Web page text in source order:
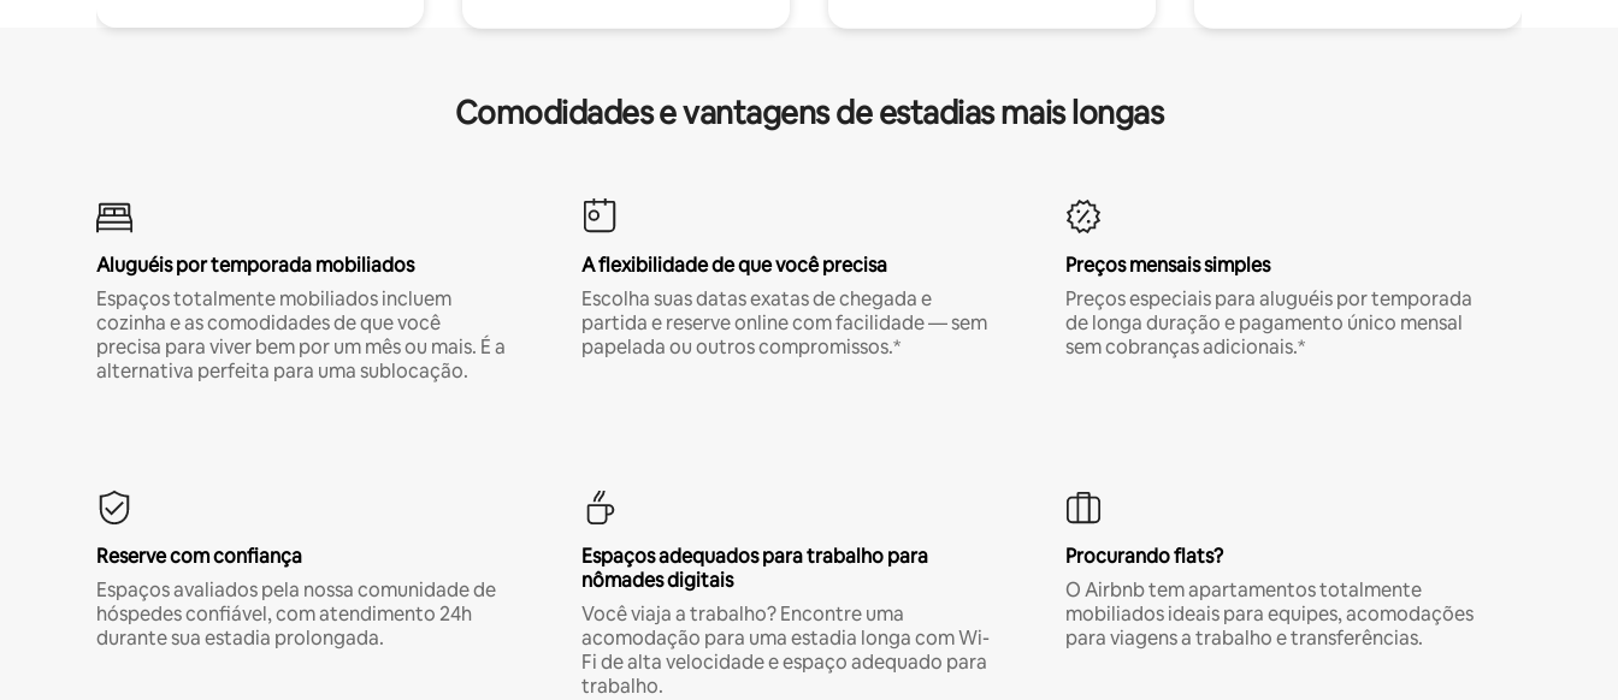
Comodidades e vantagens de estadias mais longas
Aluguéis por temporada mobiliados
Espaços totalmente mobiliados incluem
cozinha e as comodidades de que você
precisa para viver bem por um mês ou mais. É a
alternativa perfeita para uma sublocação.
A flexibilidade de que você precisa
Escolha suas datas exatas de chegada e
partida e reserve online com facilidade — sem
papelada ou outros compromissos.*
Preços mensais simples
Preços especiais para aluguéis por temporada
de longa duração e pagamento único mensal
sem cobranças adicionais.*
Reserve com confiança
Espaços avaliados pela nossa comunidade de
hóspedes confiável, com atendimento 24h
durante sua estadia prolongada.
Espaços adequados para trabalho para
nômades digitais
Você viaja a trabalho? Encontre uma
acomodação para uma estadia longa com Wi-
Fi de alta velocidade e espaço adequado para
trabalho.
Procurando flats?
O Airbnb tem apartamentos totalmente
mobiliados ideais para equipes, acomodações
para viagens a trabalho e transferências.